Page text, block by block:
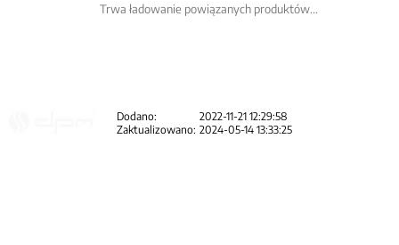
Trwa ładowanie powiązanych produktów...
Dodano:
2022-11-21 12:29:58
Zaktualizowano: 2024-05-14 13:33:25